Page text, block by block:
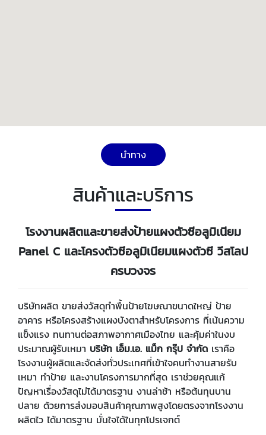
นำทาง
สินค้าและบริการ
โรงงานผลิตและขายส่งป้ายแผงตัวซีอลูมิเนียม
Panel C และโครงตัวซีอลูมิเนียมแผงตัวซี วีสโลป
ครบวงจร
บริษัทผลิต ขายส่งวัสดุทำพื้นป้ายโฆษณาขนาดใหญ่ ป้าย
อาคาร หรือโครงสร้างแผงบังตาสำหรับโครงการ ที่เน้นความ
แข็งแรง ทนทานต่อสภาพอากาศเมืองไทย และคุ้มค่าในงบ
ประมาณผู้รับเหมา บริษัท เอ็ม.เอ. แม็ก กรุ๊ป จำกัด เราคือ
โรงงานผู้ผลิตและจัดส่งทั่วประเทศที่เข้าใจคนทำงานสายรับ
เหมา ทำป้าย และงานโครงการมากที่สุด เราช่วยคุณแก้
ปัญหาเรื่องวัสดุไม่ได้มาตรฐาน งานล่าช้า หรือต้นทุนบาน
ปลาย ด้วยการส่งมอบสินค้าคุณภาพสูงโดยตรงจากโรงงาน
ผลิตไว ได้มาตรฐาน มั่นใจได้ในทุกโปรเจกต์